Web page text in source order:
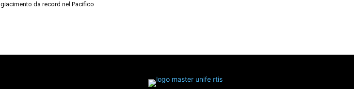
giacimento da record nel Pacifico